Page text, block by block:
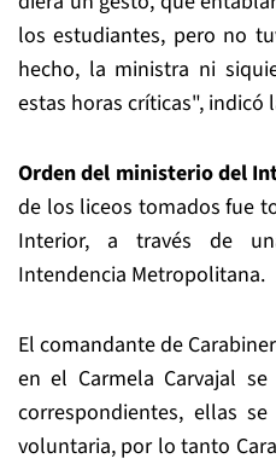
los estudiantes, pero no
hecho, la ministra ni
estas horas críticas", indicó
Orden del ministerio del
de los liceos tomados fue
Interior, a través de
Intendencia Metropolitana.
El comandante de
en el Carmela Carvajal
correspondientes, ellas
voluntaria, por lo tanto